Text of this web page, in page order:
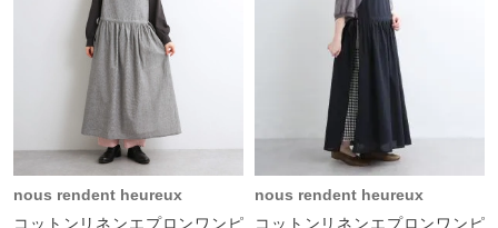
nous rendent heureux
コットンリネンエプロンワンピ
nous rendent heureux
コットンリネンエプロンワンピ